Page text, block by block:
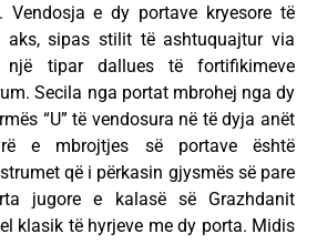
Vendosja e dy portave kryesore të
aks, sipas stilit të ashtuquajtur via
një tipar dallues të fortifikimeve
Secila nga portat mbrohej nga dy
“U” të vendosura në të dyja anët
e mbrojtjes së portave është
që i përkasin gjysmës së pare
jugore e kalasë së Grazhdanit
klasik të hyrjeve me dy porta. Midis